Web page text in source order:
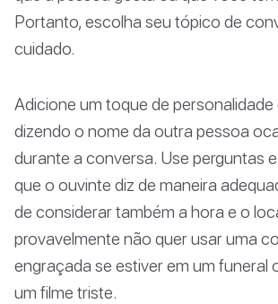
Portanto, escolha seu tópico de
cuidado.
Adicione um toque de personalidade
dizendo o nome da outra pessoa
durante a conversa. Use perguntas
que o ouvinte diz de maneira
de considerar também a hora e o
provavelmente não quer usar uma
engraçada se estiver em um funeral
um filme triste.